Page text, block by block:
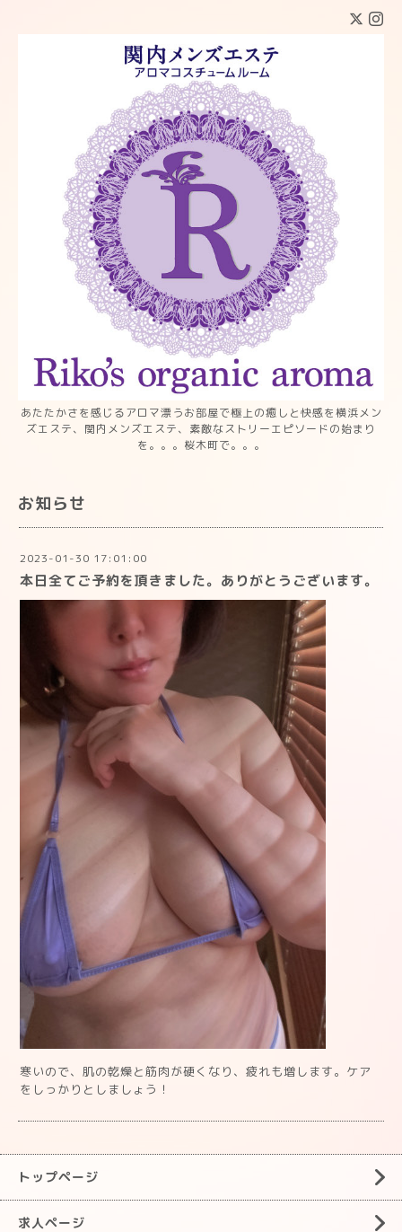
あたたかさを感じるアロマ漂うお部屋で極上の癒しと快感を横浜メン
ズエステ、関内メンズエステ、素敵なストリーエピソードの始まり
を。。。桜木町で。。。
お知らせ
2023-01-30 17:01:00
本日全てご予約を頂きました。ありがとうございます。
寒いので、肌の乾燥と筋肉が硬くなり、疲れも増します。ケア
をしっかりとしましょう！
トップページ
求人ページ